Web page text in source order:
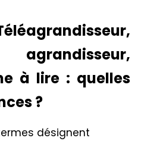
à lire : quelles
?
désignent